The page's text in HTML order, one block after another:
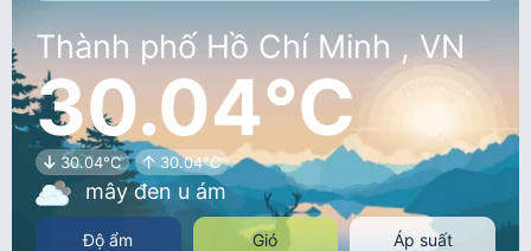
Thành phố Hồ Chí Minh , VN
30.04°C
30.04°C 30.04°C
mây đen u ám
Độ ẩm
Gió
Áp suất